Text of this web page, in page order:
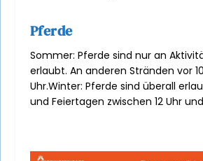
Pferde
Sommer: Pferde sind nur an
erlaubt. An anderen Stränden vor
Uhr.Winter: Pferde sind überall
und Feiertagen zwischen 12 Uhr